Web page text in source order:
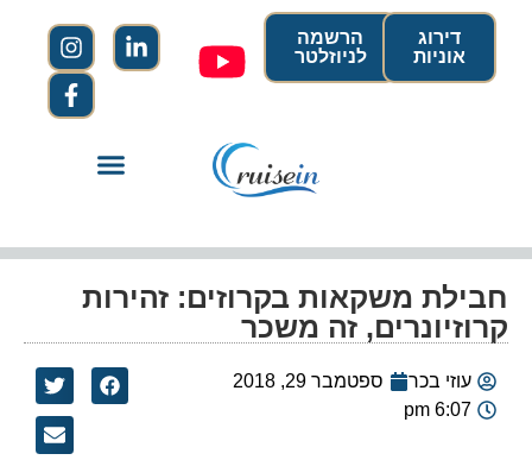
הרשמה
לניוזלטר
דירוג
אוניות
חבילת משקאות בקרוזים: זהירות
קרוזיונרים, זה משכר
עוזי בכר
ספטמבר 29, 2018
6:07 pm